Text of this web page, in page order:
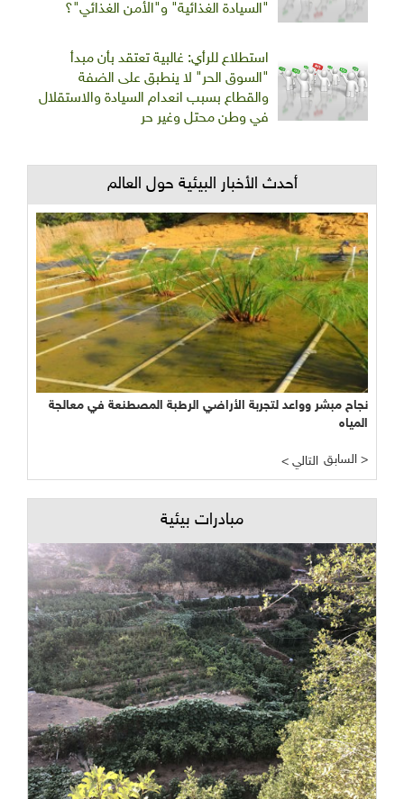
"السيادة الغذائية" و"الأمن الغذائي"؟
استطلاع للرأي: غالبية تعتقد بأن مبدأ
"السوق الحر" لا ينطبق على الضفة
والقطاع بسبب انعدام السيادة والاستقلال
في وطن محتل وغير حر
أحدث الأخبار البيئية حول العالم
نجاح مبشر وواعد لتجربة الأراضي الرطبة المصطنعة في معالجة
المياه
< التالي السابق >
مبادرات بيئية